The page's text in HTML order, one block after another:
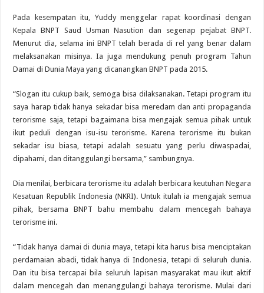
Pada kesempatan itu, Yuddy menggelar rapat koordinasi dengan
Kepala BNPT Saud Usman Nasution dan segenap pejabat BNPT.
Menurut dia, selama ini BNPT telah berada di rel yang benar dalam
melaksanakan misinya. Ia juga mendukung penuh program Tahun
Damai di Dunia Maya yang dicanangkan BNPT pada 2015.
“Slogan itu cukup baik, semoga bisa dilaksanakan. Tetapi program itu
saya harap tidak hanya sekadar bisa meredam dan anti propaganda
terorisme saja, tetapi bagaimana bisa mengajak semua pihak untuk
ikut peduli dengan isu-isu terorisme. Karena terorisme itu bukan
sekadar isu biasa, tetapi adalah sesuatu yang perlu diwaspadai,
dipahami, dan ditanggulangi bersama,” sambungnya.
Dia menilai, berbicara terorisme itu adalah berbicara keutuhan Negara
Kesatuan Republik Indonesia (NKRI). Untuk itulah ia mengajak semua
pihak, bersama BNPT bahu membahu dalam mencegah bahaya
terorisme ini.
“Tidak hanya damai di dunia maya, tetapi kita harus bisa menciptakan
perdamaian abadi, tidak hanya di Indonesia, tetapi di seluruh dunia.
Dan itu bisa tercapai bila seluruh lapisan masyarakat mau ikut aktif
dalam mencegah dan menanggulangi bahaya terorisme. Mulai dari